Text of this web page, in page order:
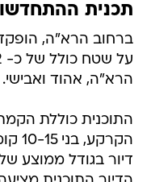
תכנית
ברחוב הרא"ה,
הרא"ה, אהוד ואבישי.
התוכנית כוללת